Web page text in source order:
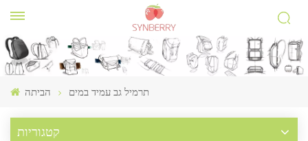
הביתה תרמיל גב עמיד במים
קטגוריות